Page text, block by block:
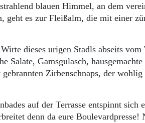
blauen Himmel, an dem
geht es zur Fleißalm, die mit einer
dieses urigen Stadls abseits
Salate, Gamsgulasch,
Zirbenschnaps, der
auf der Terrasse entspinnt sich
denn da eure Boulevardpresse!